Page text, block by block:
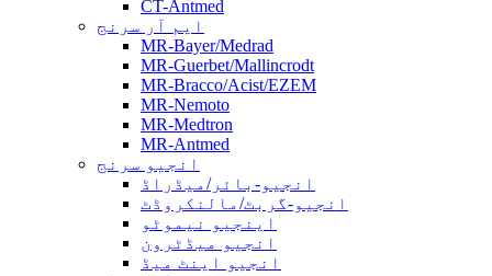
CT-Antmed
ایم آر سرنج
MR-Bayer/Medrad
MR-Guerbet/Mallincrodt
MR-Bracco/Acist/EZEM
MR-Nemoto
MR-Medtron
MR-Antmed
انجیو سرنج
انجیو-بائر/میڈراڈ
انجیو-گربٹ/مالنکروڈٹ
اینجیو نیموٹو
انجیو میڈٹرون
انجیو اینٹ میڈ